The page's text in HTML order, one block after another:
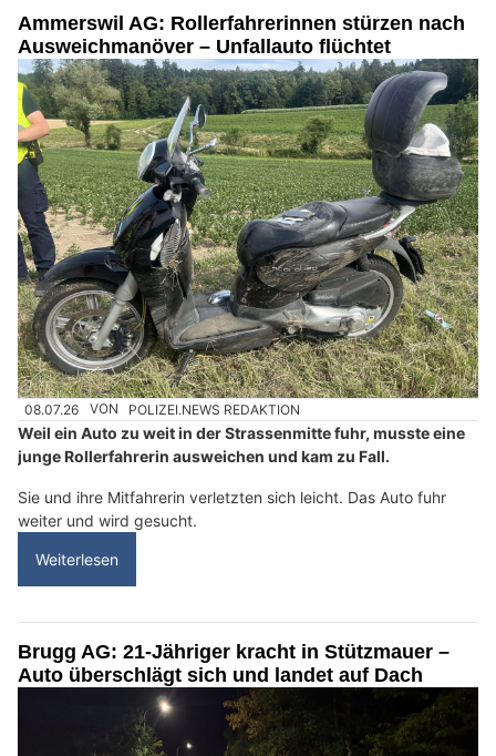
Ammerswil AG: Rollerfahrerinnen stürzen nach
Ausweichmanöver – Unfallauto flüchtet
08.07.26 VON POLIZEI.NEWS REDAKTION
Weil ein Auto zu weit in der Strassenmitte fuhr, musste eine
junge Rollerfahrerin ausweichen und kam zu Fall.
Sie und ihre Mitfahrerin verletzten sich leicht. Das Auto fuhr
weiter und wird gesucht.
Weiterlesen
Brugg AG: 21-Jähriger kracht in Stützmauer –
Auto überschlägt sich und landet auf Dach